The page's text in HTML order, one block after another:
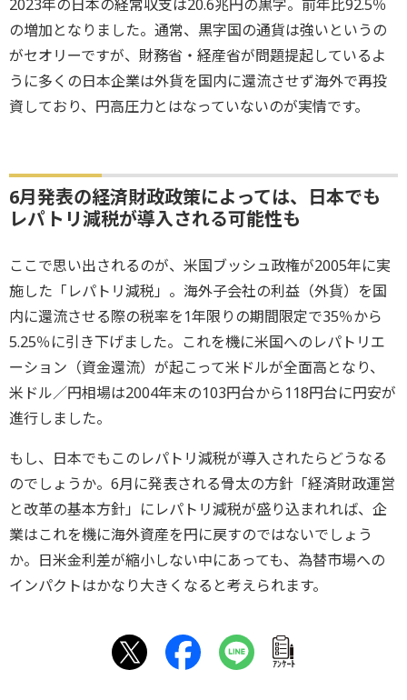
2023年の日本の経常収支は20.6兆円の黒字。前年比92.5％
の増加となりました。通常、黒字国の通貨は強いというの
がセオリーですが、財務省・経産省が問題提起しているよ
うに多くの日本企業は外貨を国内に還流させず海外で再投
資しており、円高圧力とはなっていないのが実情です。
6月発表の経済財政政策によっては、日本でも
レパトリ減税が導入される可能性も
ここで思い出されるのが、米国ブッシュ政権が2005年に実
施した「レパトリ減税」。海外子会社の利益（外貨）を国
内に還流させる際の税率を1年限りの期間限定で35％から
5.25％に引き下げました。これを機に米国へのレパトリエ
ーション（資金還流）が起こって米ドルが全面高となり、
米ドル／円相場は2004年末の103円台から118円台に円安が
進行しました。
もし、日本でもこのレパトリ減税が導入されたらどうなる
のでしょうか。6月に発表される骨太の方針「経済財政運営
と改革の基本方針」にレパトリ減税が盛り込まれれば、企
業はこれを機に海外資産を円に戻すのではないでしょう
か。日米金利差が縮小しない中にあっても、為替市場への
インパクトはかなり大きくなると考えられます。
ｱﾝｹｰﾄ